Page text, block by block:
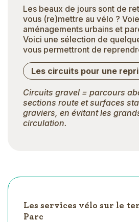
Les beaux de jours sont de
vous (re)mettre au vélo ?
aménagements urbains et
Voici une sélection de
vous permettront de
Les circuits pour une
Circuits gravel = parcours
sections route et surfaces
graviers, en évitant les
circulation.
Les services vélo sur le
Parc